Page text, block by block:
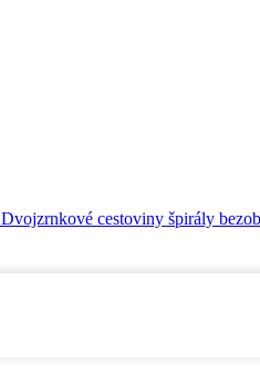
Dvojzrnkové cestoviny špirály